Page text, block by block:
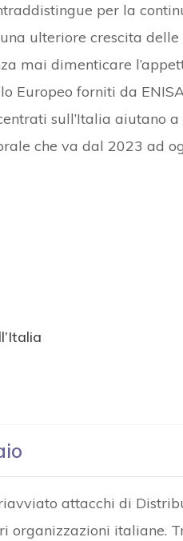
per la
ulteriore crescita
mai dimenticare
Europeo forniti da
sull’Italia aiutano
che va dal 2023 ad
attacchi di
organizzazioni italiane.